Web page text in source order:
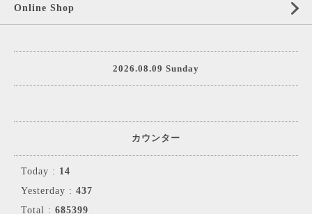
Online Shop
2026.08.09 Sunday
カウンター
Today : 14
Yesterday : 437
Total : 685399